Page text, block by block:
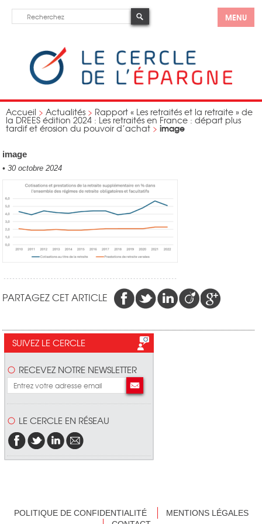
MENU
Accueil > Actualités > Rapport « Les retraités et la retraite » de
la DREES édition 2024 : Les retraités en France : départ plus
tardif et érosion du pouvoir d’achat > image
image
• 30 octobre 2024
PARTAGEZ CET ARTICLE
SUIVEZ LE CERCLE
RECEVEZ NOTRE NEWSLETTER
LE CERCLE EN RÉSEAU
POLITIQUE DE CONFIDENTIALITÉ
MENTIONS LÉGALES